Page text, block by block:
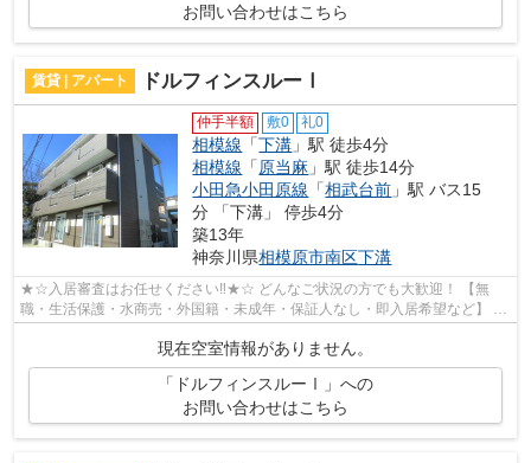
お問い合わせはこちら
賃貸 | アパート ドルフィンスルーⅠ
仲手半額 敷0 礼0
相模線 「下溝 」駅 徒歩4分
相模線 「 原当麻 」駅 徒歩14分
小田急小田原線 「相武台前 」駅 バス15
分 「下溝」 停歩4分
築13年
神奈川県相模原市南区下溝
★☆入居審査はお任せください‼★☆ どんなご状況の方でも大歓迎！ 【無
職・生活保護・水商売・外国籍・未成年・保証人なし・即入居希望など】 ネ
現在空室情報がありません。
「ドルフィンスルーⅠ」への
お問い合わせはこちら